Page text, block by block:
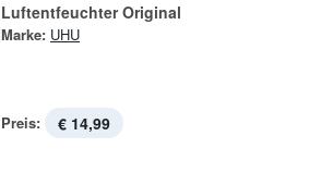
Luftentfeuchter Original
Marke: UHU
Preis: € 14,99